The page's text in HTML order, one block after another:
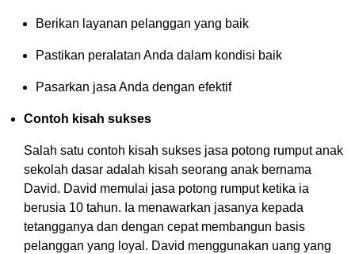
Berikan layanan pelanggan yang baik
Pastikan peralatan Anda dalam kondisi baik
Pasarkan jasa Anda dengan efektif
Contoh kisah sukses
Salah satu contoh kisah sukses jasa potong rumput anak
sekolah dasar adalah kisah seorang anak bernama
David. David memulai jasa potong rumput ketika ia
berusia 10 tahun. Ia menawarkan jasanya kepada
tetangganya dan dengan cepat membangun basis
pelanggan yang loyal. David menggunakan uang yang